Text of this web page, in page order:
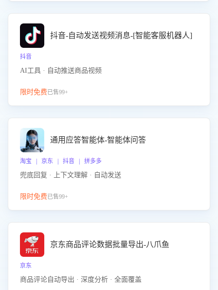
抖音-自动发送视频消息-[智能客服机器人]
抖音
AI工具 · 自动推送商品视频
限时免费已售99+
通用应答智能体-智能体问答
淘宝 | 京东 | 抖音 | 拼多多
兜底回复 · 上下文理解 · 自动发送
限时免费已售99+
京东商品评论数据批量导出-八爪鱼
京东
商品评论自动导出 · 深度分析 · 全面覆盖